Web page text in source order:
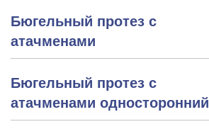
Бюгельный протез с
атачменами
Бюгельный протез с
атачменами односторонний